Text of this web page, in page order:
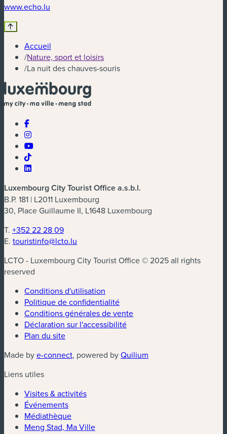
www.echo.lu
Accueil
/Nature, sport et loisirs
/La nuit des chauves-souris
Luxembourg City Tourist Office a.s.b.l.
B.P. 181 | L2011 Luxembourg
30, Place Guillaume II, L1648 Luxembourg
T. +352 22 28 09
E. touristinfo@lcto.lu
LCTO - Luxembourg City Tourist Office © 2025 all rights
reserved
Conditions d'utilisation
Politique de confidentialité
Conditions générales de vente
Déclaration sur l'accessibilité
Plan du site
Made bye-connect(nouvelle fenêtre)
, powered byQuilium
Liens utiles
Visites & activités
Événements
Médiathèque
Meng Stad, Ma Ville